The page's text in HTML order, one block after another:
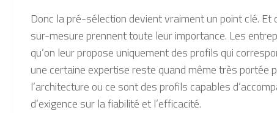
Donc la pré-sélection devient vraiment un point clé. Et
sur-mesure prennent toute leur importance. Les
qu’on leur propose uniquement des profils qui
une certaine expertise reste quand même très portée
l’architecture ou ce sont des profils capables
d’exigence sur la fiabilité et l’efficacité.